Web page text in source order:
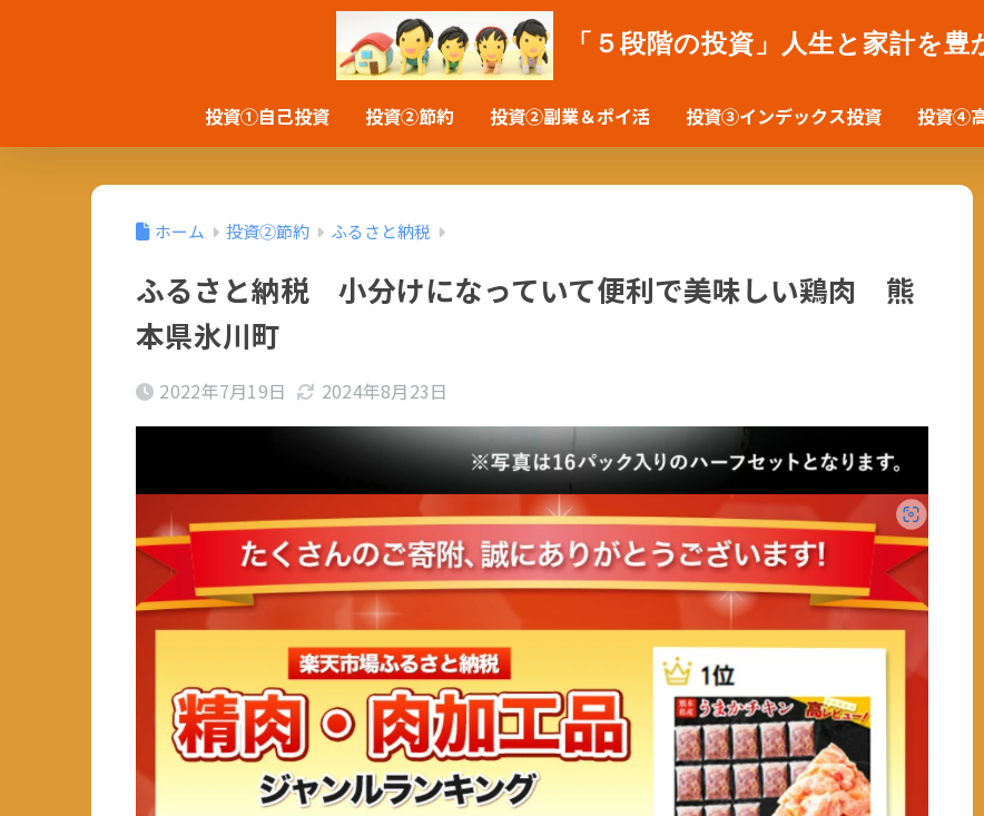
「５段階の投資」人生と家計を
投資①自己投資 投資②節約 投資②副業＆ポイ活 投資③インデックス投資 投資④
ホーム 投資②節約 ふるさと納税
ふるさと納税 小分けになっていて便利で美味しい鶏肉 熊
本県氷川町
2022年7月19日 2024年8月23日